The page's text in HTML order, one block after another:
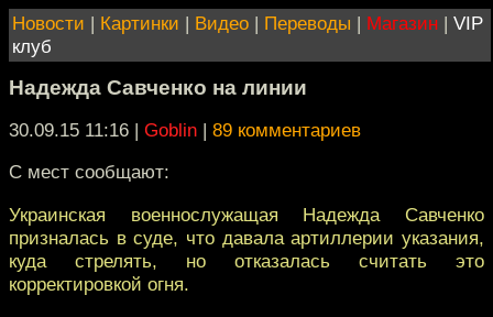
Новости | Картинки | Видео | Переводы | Магазин | VIP
клуб
Надежда Савченко на линии
30.09.15 11:16 | Goblin | 89 комментариев
С мест сообщают:
Украинская военнослужащая Надежда Савченко
призналась в суде, что давала артиллерии указания,
куда стрелять, но отказалась считать это
корректировкой огня.